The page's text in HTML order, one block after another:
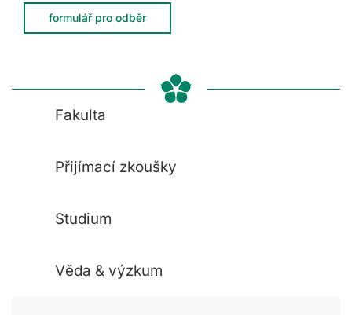
formulář pro odběr
Fakulta
Přijímací zkoušky
Studium
Věda & výzkum